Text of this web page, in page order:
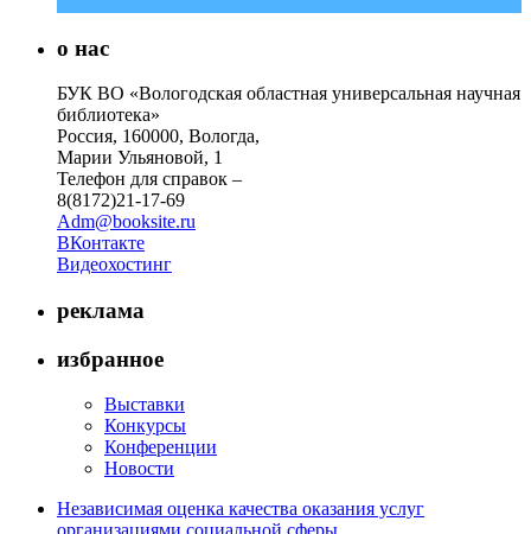
о нас
БУК ВО «Вологодская областная универсальная научная
библиотека»
Россия, 160000, Вологда,
Марии Ульяновой, 1
Телефон для справок –
8(8172)21-17-69
Adm@booksite.ru
ВКонтакте
Видеохостинг
реклама
избранное
Выставки
Конкурсы
Конференции
Новости
Независимая оценка качества оказания услуг